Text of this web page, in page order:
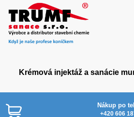
Krémová injektáž a sanácie
Nákup po
+420 606